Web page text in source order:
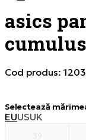
asics
Cod produs:
Selectează
EUUSUK